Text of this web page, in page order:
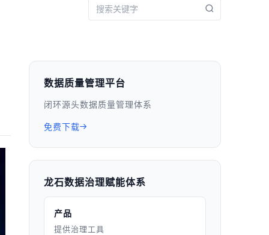
数据质量管理平台
闭环源头数据质量管理体系
免费下载
龙石数据治理赋能体系
产品
提供治理工具